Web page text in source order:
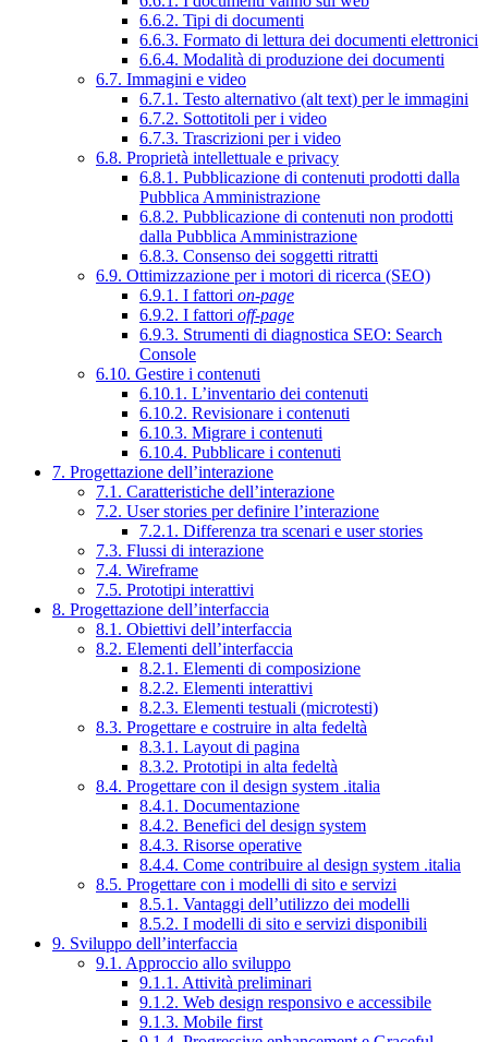
6.6.2. Tipi di documenti
6.6.3. Formato di lettura dei documenti elettronici
6.6.4. Modalità di produzione dei documenti
6.7. Immagini e video
6.7.1. Testo alternativo (alt text) per le immagini
6.7.2. Sottotitoli per i video
6.7.3. Trascrizioni per i video
6.8. Proprietà intellettuale e privacy
6.8.1. Pubblicazione di contenuti prodotti dalla
Pubblica Amministrazione
6.8.2. Pubblicazione di contenuti non prodotti
dalla Pubblica Amministrazione
6.8.3. Consenso dei soggetti ritratti
6.9. Ottimizzazione per i motori di ricerca (SEO)
6.9.1. I fattori on-page
6.9.2. I fattori off-page
6.9.3. Strumenti di diagnostica SEO: Search
Console
6.10. Gestire i contenuti
6.10.1. L’inventario dei contenuti
6.10.2. Revisionare i contenuti
6.10.3. Migrare i contenuti
6.10.4. Pubblicare i contenuti
7. Progettazione dell’interazione
7.1. Caratteristiche dell’interazione
7.2. User stories per definire l’interazione
7.2.1. Differenza tra scenari e user stories
7.3. Flussi di interazione
7.4. Wireframe
7.5. Prototipi interattivi
8. Progettazione dell’interfaccia
8.1. Obiettivi dell’interfaccia
8.2. Elementi dell’interfaccia
8.2.1. Elementi di composizione
8.2.2. Elementi interattivi
8.2.3. Elementi testuali (microtesti)
8.3. Progettare e costruire in alta fedeltà
8.3.1. Layout di pagina
8.3.2. Prototipi in alta fedeltà
8.4. Progettare con il design system .italia
8.4.1. Documentazione
8.4.2. Benefici del design system
8.4.3. Risorse operative
8.4.4. Come contribuire al design system .italia
8.5. Progettare con i modelli di sito e servizi
8.5.1. Vantaggi dell’utilizzo dei modelli
8.5.2. I modelli di sito e servizi disponibili
9. Sviluppo dell’interfaccia
9.1. Approccio allo sviluppo
9.1.1. Attività preliminari
9.1.2. Web design responsivo e accessibile
9.1.3. Mobile first